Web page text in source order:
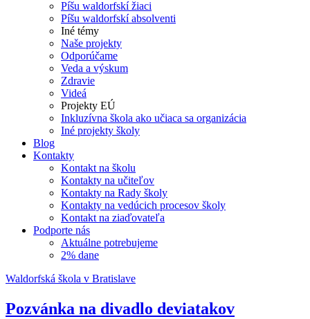
Píšu waldorfskí žiaci
Píšu waldorfskí absolventi
Iné témy
Naše projekty
Odporúčame
Veda a výskum
Zdravie
Videá
Projekty EÚ
Inkluzívna škola ako učiaca sa organizácia
Iné projekty školy
Blog
Kontakty
Kontakt na školu
Kontakty na učiteľov
Kontakty na Rady školy
Kontakty na vedúcich procesov školy
Kontakt na ziaďovateľa
Podporte nás
Aktuálne potrebujeme
2% dane
Waldorfská škola v Bratislave
Pozvánka na divadlo deviatakov